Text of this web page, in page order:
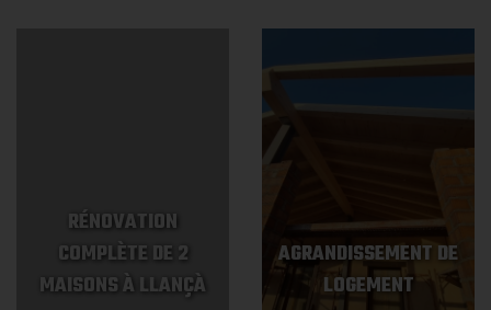
RÉNOVATION
COMPLÈTE DE 2
MAISONS À LLANÇÀ
AGRANDISSEMENT DE
LOGEMENT